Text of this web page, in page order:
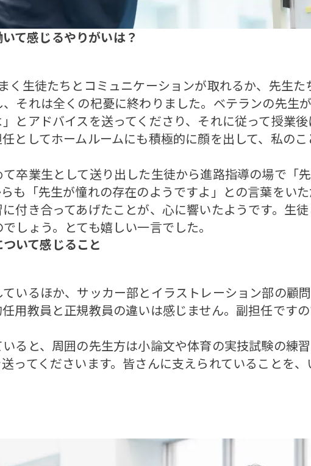
て感じるやりがいは？
生徒たちとコミュニケーションが取れるか、先生
それは全くの杞憂に終わりました。ベテランの先生
とアドバイスを送ってくださり、それに従って授業
としてホームルームにも積極的に顔を出して、私の
卒業生として送り出した生徒から進路指導の場で「
も「先生が憧れの存在のようですよ」との言葉をい
付き合ってあげたことが、心に響いたようです。生
しょう。とても嬉しい一言でした。
いて感じること
いるほか、サッカー部とイラストレーション部の顧
用教員と正規教員の違いは感じません。副担任です
ると、周囲の先生方は小論文や体育の実技試験の練習
ってくださいます。皆さんに支えられていることを